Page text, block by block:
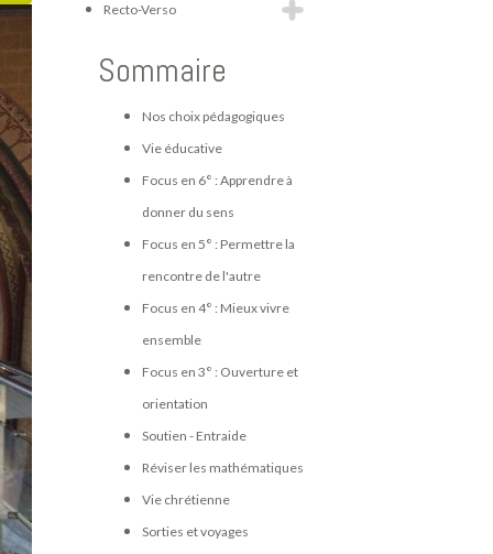
Recto-Verso
Sommaire
Nos choix pédagogiques
Vie éducative
Focus en 6° : Apprendre à
donner du sens
Focus en 5° : Permettre la
rencontre de l'autre
Focus en 4° : Mieux vivre
ensemble
Focus en 3° : Ouverture et
orientation
Soutien - Entraide
Réviser les mathématiques
Vie chrétienne
Sorties et voyages